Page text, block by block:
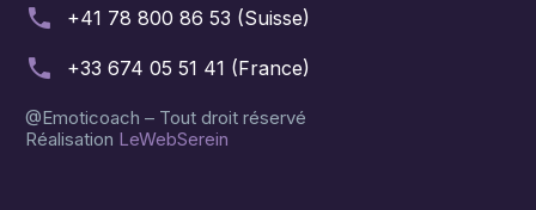
+41 78 800 86 53 (Suisse)
+33 674 05 51 41 (France)
@Emoticoach – Tout droit réservé
Réalisation LeWebSerein